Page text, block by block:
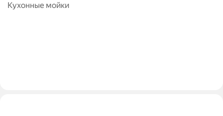
Кухонные мойки